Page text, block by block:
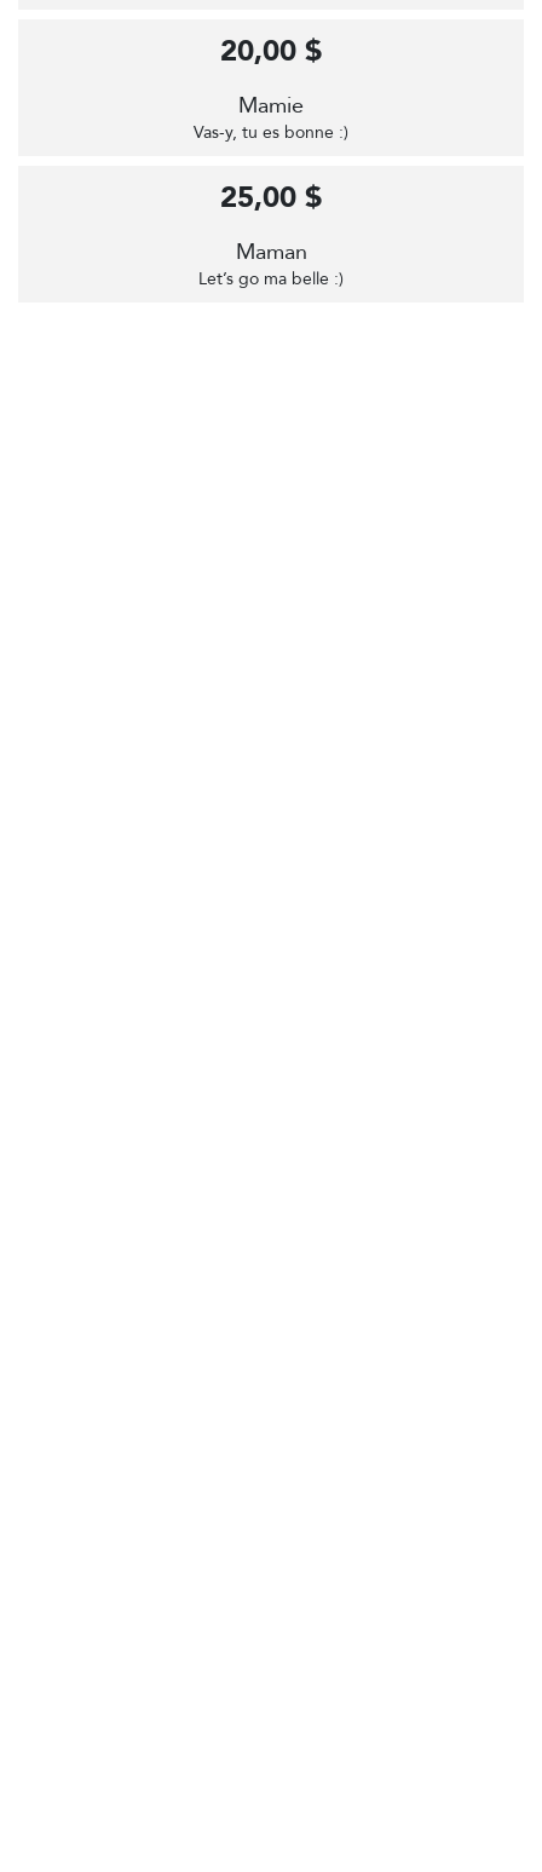
Mamie
Vas-y, tu es bonne :)
20,00 $
Maman
Let’s go ma belle :)
25,00 $